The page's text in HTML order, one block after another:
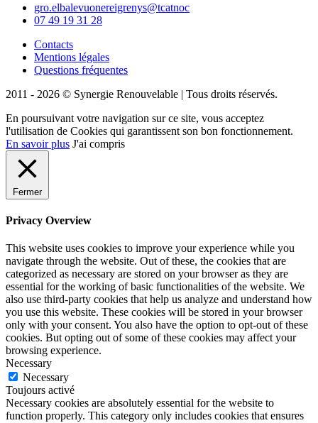
gro.elbalevuonereigrenys@tcatnoc
07 49 19 31 28
Contacts
Mentions légales
Questions fréquentes
2011 - 2026 © Synergie Renouvelable | Tous droits réservés.
En poursuivant votre navigation sur ce site, vous acceptez
l'utilisation de Cookies qui garantissent son bon fonctionnement.
En savoir plus J'ai compris
Fermer
Privacy Overview
This website uses cookies to improve your experience while you
navigate through the website. Out of these, the cookies that are
categorized as necessary are stored on your browser as they are
essential for the working of basic functionalities of the website. We
also use third-party cookies that help us analyze and understand how
you use this website. These cookies will be stored in your browser
only with your consent. You also have the option to opt-out of these
cookies. But opting out of some of these cookies may affect your
browsing experience.
Necessary
Necessary
Toujours activé
Necessary cookies are absolutely essential for the website to
function properly. This category only includes cookies that ensures